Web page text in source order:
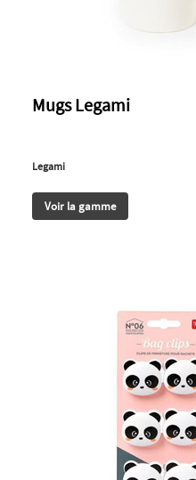
Mugs Legami
Legami
Voir la gamme